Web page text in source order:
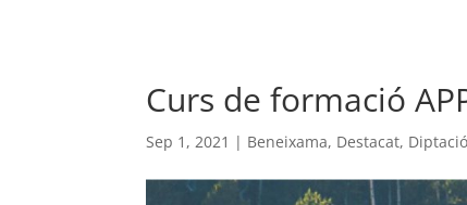
Curs de formació
Sep 1, 2021 | Beneixama, Destacat,